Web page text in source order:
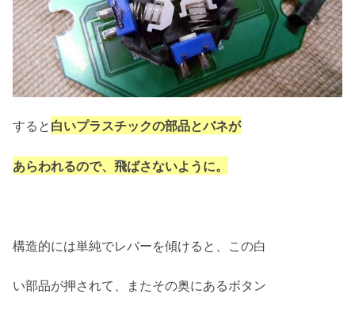
すると白いプラスチックの部品とバネが
あらわれるので、飛ばさないように。
構造的には単純でレバーを傾けると、この白
い部品が押されて、またその奥にあるボタン